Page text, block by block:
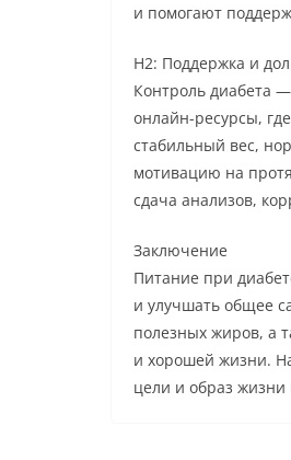
и помогают
H2: Поддержка и
Контроль диабета
онлайн-ресурсы,
стабильный вес,
мотивацию на
сдача анализов,
Заключение
Питание при
и улучшать общее
полезных жиров, а
и хорошей жизни.
цели и образ